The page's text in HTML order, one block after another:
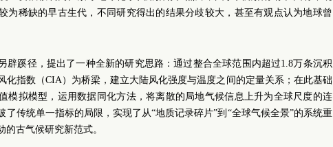
为稀缺的早古生代，不同研究得出的结果分歧较大，甚至有观点认为地球曾
辟蹊径，提出了一种全新的研究思路：通过整合全球范围内超过1.8万条沉积
化指数（CIA）为桥梁，建立大陆风化强度与温度之间的定量关系；在此基础
模拟模型，运用数据同化方法，将离散的局地气候信息上升为全球尺度的连
了传统单一指标的局限，实现了从“地质记录碎片”到“全球气候全景”的系统重
古气候研究新范式。